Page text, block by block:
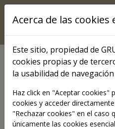
Grupo
Acerca de las cookies
Este sitio, propiedad de
cookies propias y de
la usabilidad de
Haz click en "Aceptar cookies"
cookies y acceder
"Rechazar cookies" en el caso
únicamente las cookies